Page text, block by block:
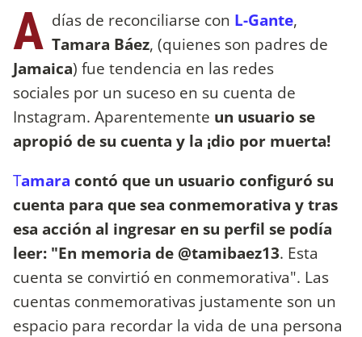
A días de reconciliarse con L-Gante,
Tamara Báez, (quienes son padres de
Jamaica) fue tendencia en las redes
sociales por un suceso en su cuenta de
Instagram. Aparentemente un usuario se
apropió de su cuenta y la ¡dio por muerta!
Tamara contó que un usuario configuró su
cuenta para que sea conmemorativa y tras
esa acción al ingresar en su perfil se podía
leer: "En memoria de @tamibaez13. Esta
cuenta se convirtió en conmemorativa". Las
cuentas conmemorativas justamente son un
espacio para recordar la vida de una persona